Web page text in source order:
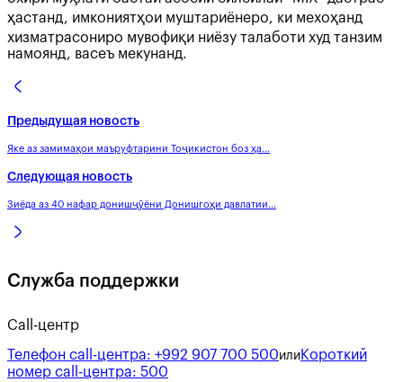
ҳастанд, имкониятҳои муштариёнеро, ки мехоҳанд
хизматрасониро мувофиқи ниёзу талаботи худ танзим
намоянд, васеъ мекунанд.
Предыдущая новость
Яке аз замимаҳои маъруфтарини Тоҷикистон боз ҳа...
Следующая новость
Зиёда аз 40 нафар донишҷӯёни Донишгоҳи давлатии...
Служба поддержки
Call-центр
Телефон call-центра: +992 907 700 500или Короткий
номер call-центра: 500